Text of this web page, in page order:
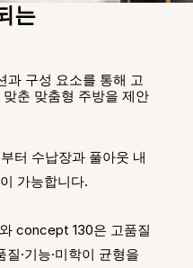
는
과 구성 요소를 통해 고
춘 맞춤형 주방을 제안
터 수납장과 풀아웃 내
가능합니다.
concept 130은 고품질
·기능·미학이 균형을